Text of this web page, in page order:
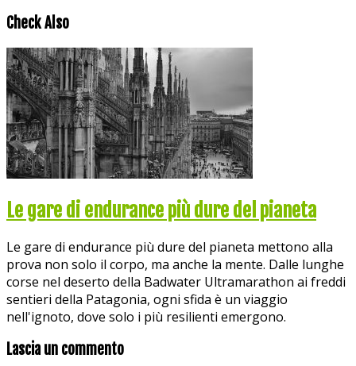
Check Also
Le gare di endurance più dure del pianeta
Le gare di endurance più dure del pianeta mettono alla
prova non solo il corpo, ma anche la mente. Dalle lunghe
corse nel deserto della Badwater Ultramarathon ai freddi
sentieri della Patagonia, ogni sfida è un viaggio
nell'ignoto, dove solo i più resilienti emergono.
Lascia un commento